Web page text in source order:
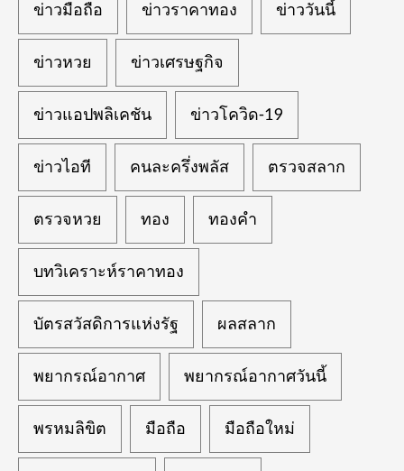
ข่าวมือถือ ข่าวราคาทอง ข่าววันนี้
ข่าวหวย ข่าวเศรษฐกิจ
ข่าวแอปพลิเคชัน ข่าวโควิด-19
ข่าวไอที คนละครึ่งพลัส ตรวจสลาก
ตรวจหวย ทอง ทองคำ
บทวิเคราะห์ราคาทอง
บัตรสวัสดิการแห่งรัฐ ผลสลาก
พยากรณ์อากาศ พยากรณ์อากาศวันนี้
พรหมลิขิต มือถือ มือถือใหม่